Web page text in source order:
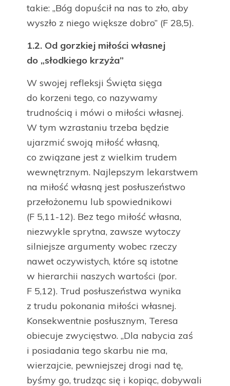
takie: „Bóg dopuścił na nas to zło, aby
wyszło z niego większe dobro” (F 28,5).
1.2. Od gorzkiej miłości własnej
do „słodkiego krzyża”
W swojej refleksji Święta sięga
do korzeni tego, co nazywamy
trudnością i mówi o miłości własnej.
W tym wzrastaniu trzeba będzie
ujarzmić swoją miłość własną,
co związane jest z wielkim trudem
wewnętrznym. Najlepszym lekarstwem
na miłość własną jest posłuszeństwo
przełożonemu lub spowiednikowi
(F 5,11-12). Bez tego miłość własna,
niezwykle sprytna, zawsze wytoczy
silniejsze argumenty wobec rzeczy
nawet oczywistych, które są istotne
w hierarchii naszych wartości (por.
F 5,12). Trud posłuszeństwa wynika
z trudu pokonania miłości własnej.
Konsekwentnie posłusznym, Teresa
obiecuje zwycięstwo. „Dla nabycia zaś
i posiadania tego skarbu nie ma,
wierzajcie, pewniejszej drogi nad tę,
byśmy go, trudząc się i kopiąc, dobywali